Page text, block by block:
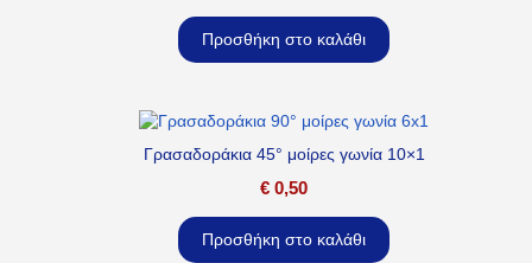
Προσθήκη στο καλάθι
Γρασαδοράκια 45° μοίρες γωνία 10×1
€ 0,50
Προσθήκη στο καλάθι